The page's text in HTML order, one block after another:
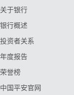
关于银行
银行概述
投资者关系
年度报告
荣誉榜
中国平安官网